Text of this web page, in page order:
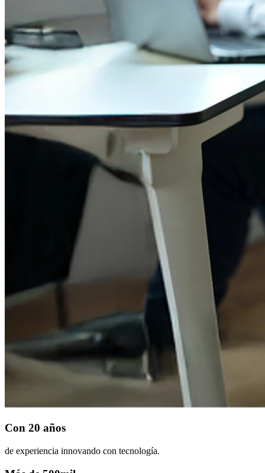
Con 20 años
de experiencia innovando con tecnología.